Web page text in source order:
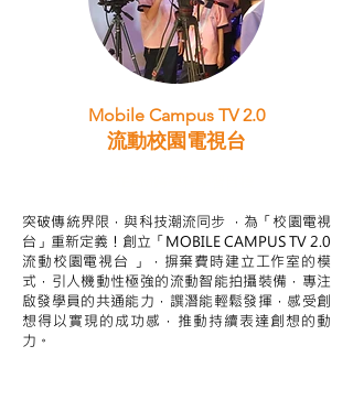
Mobile Campus TV 2.0
流動校園電視台
突破傳統界限，與科技潮流同步 ，為「校園電視
台」重新定義！創立「MOBILE CAMPUS TV 2.0
流動校園電視台 」，摒棄費時建立工作室的模
式，引人機動性極強的流動智能拍攝裝備，專注
啟發學員的共通能力，譔潛能輕鬆發揮，感受創
想得以實現的成功感，推動持續表達創想的動
力。